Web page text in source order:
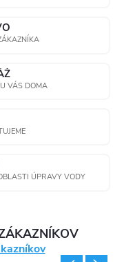
VÁS DOMA
ÚPRAVY VODY